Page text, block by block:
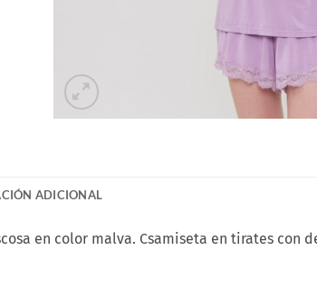
ADICIONAL
en color malva. Csamiseta en tirates con